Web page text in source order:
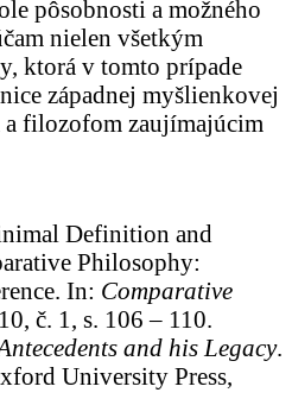
pôsobnosti a možného
nielen všetkým
ktorá v tomto prípade
západnej myšlienkovej
filozofom zaujímajúcim
Definition and
Philosophy:
In: Comparative
č. 1, s. 106 – 110.
and his Legacy.
University Press,